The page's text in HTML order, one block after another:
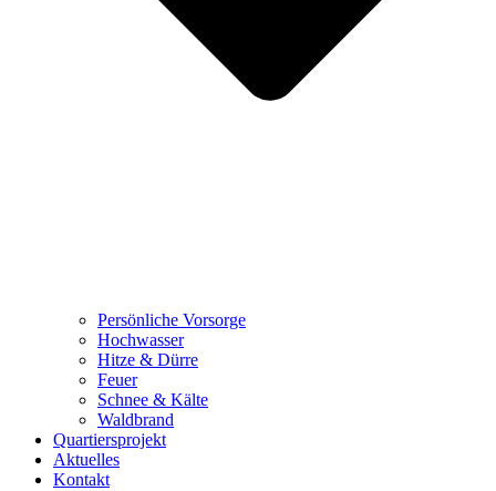
Persönliche Vorsorge
Hochwasser
Hitze & Dürre
Feuer
Schnee & Kälte
Waldbrand
Quartiersprojekt
Aktuelles
Kontakt